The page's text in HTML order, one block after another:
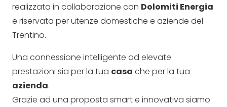
realizzata in collaborazione con Dolomiti Energia
e riservata per utenze domestiche e aziende del
Trentino.
Una connessione intelligente ad elevate
prestazioni sia per la tua casa che per la tua
azienda.
Grazie ad una proposta smart e innovativa siamo